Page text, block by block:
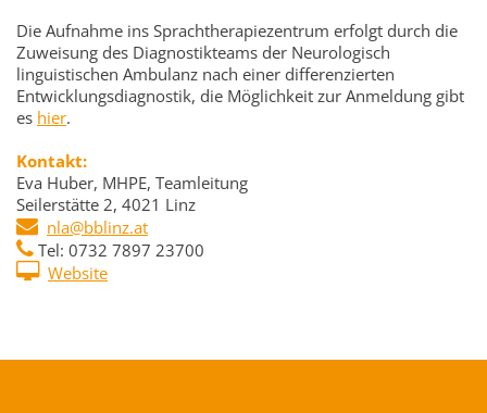
Die Aufnahme ins Sprachtherapiezentrum erfolgt durch die
Zuweisung des Diagnostikteams der Neurologisch
linguistischen Ambulanz nach einer differenzierten
Entwicklungsdiagnostik, die Möglichkeit zur Anmeldung gibt
es hier.
Kontakt:
Eva Huber, MHPE, Teamleitung
Seilerstätte 2, 4021 Linz
nla@bblinz.at
Tel: 0732 7897 23700
Website